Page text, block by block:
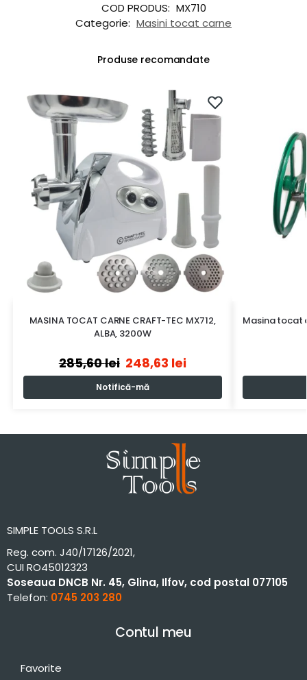
COD PRODUS: MX710
Categorie: Masini tocat carne
Produse recomandate
MASINA TOCAT CARNE CRAFT-TEC MX712,
ALBA, 3200W
285,60lei 248,63 lei
Notifică-mă
Masina tocat
SIMPLE TOOLS S.R.L
Reg. com. J40/17126/2021,
CUI RO45012323
Soseaua DNCB Nr. 45, Glina, Ilfov, cod postal 077105
Telefon: 0745 203 280
Contul meu
Favorite